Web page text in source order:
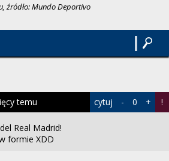
źródło: Mundo Deportivo
Real Madrid!
formie XDD
temu cytuj - 0 + !